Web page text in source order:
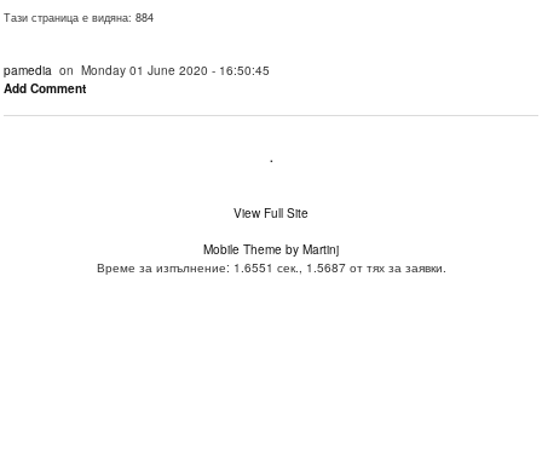
Тази страница е видяна: 884
pamedia on Monday 01 June 2020 - 16:50:45
Add Comment
.
View Full Site
Mobile Theme by Martinj
Време за изпълнение: 1.6551 сек., 1.5687 от тях за заявки.